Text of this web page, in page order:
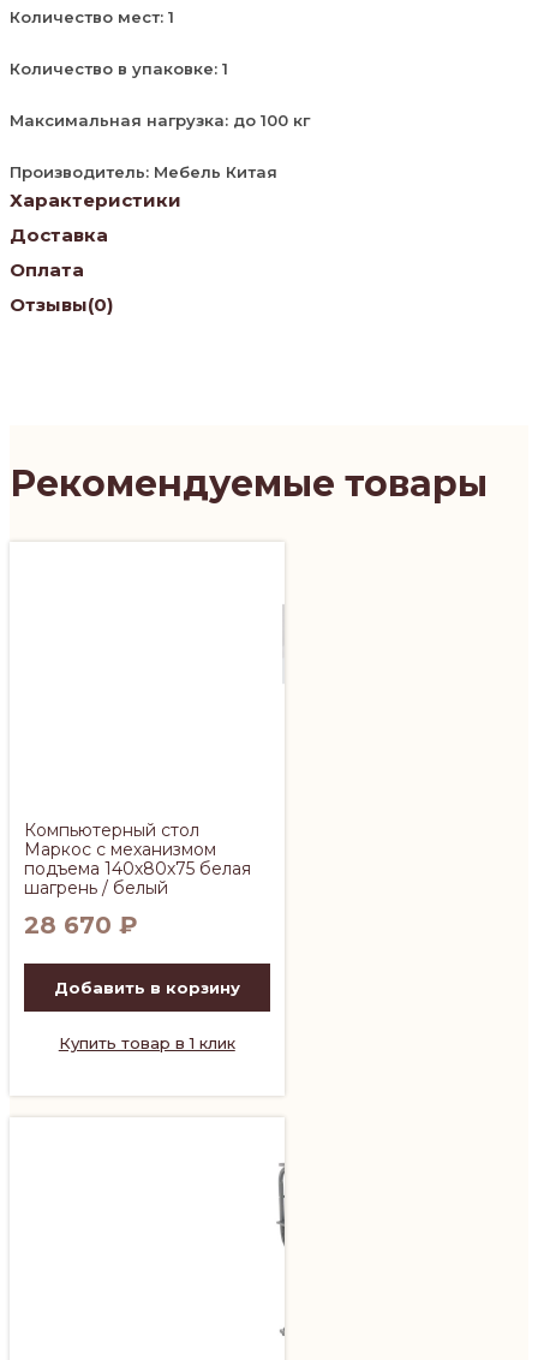
Количество мест: 1
Количество в упаковке: 1
Максимальная нагрузка: до 100 кг
Производитель: Мебель Китая
Характеристики
Доставка
Оплата
Отзывы(0)
Рекомендуемые товары
Компьютерный стол
Маркос с механизмом
подъема 140х80х75 белая
шагрень / белый
28 670 ₽
Добавить в корзину
Купить товар в 1 клик